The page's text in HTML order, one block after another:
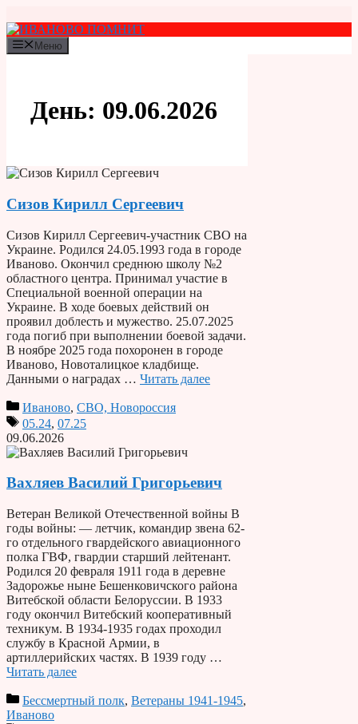
к
содержимому
Меню
День: 09.06.2026
Сизов Кирилл Сергеевич
Сизов Кирилл Сергеевич-участник СВО на
Украине. Родился 24.05.1993 года в городе
Иваново. Окончил среднюю школу №2
областного центра. Принимал участие в
Специальной военной операции на
Украине. В ходе боевых действий он
проявил доблесть и мужество. 25.07.2025
года погиб при выполнении боевой задачи.
В ноябре 2025 года похоронен в городе
Иваново, Новоталицкое кладбище.
Данными о наградах … Читать далее
Иваново, СВО, Новороссия
05.24, 07.25
09.06.2026
Вахляев Василий Григорьевич
Ветеран Великой Отечественной войны В
годы войны: — летчик, командир звена 62-
го отдельного гвардейского авиационного
полка ГВФ, гвардии старший лейтенант.
Родился 20 февраля 1911 года в деревне
Задорожье ныне Бешенковичского района
Витебской области Белоруссии. В 1933
году окончил Витебский кооперативный
техникум. В 1934-1935 годах проходил
службу в Красной Армии, в
артиллерийских частях. В 1939 году …
Читать далее
Бессмертный полк, Ветераны 1941-1945,
Иваново